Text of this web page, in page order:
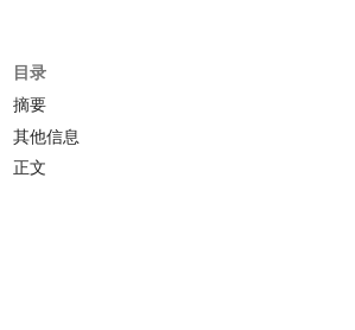
目录
摘要
其他信息
正文